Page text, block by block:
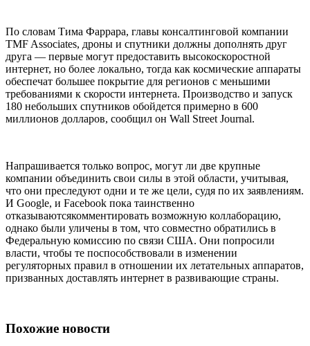
По словам Тима Фаррара, главы консалтинговой компании
TMF Associates, дроны и спутники должны дополнять друг
друга — первые могут предоставить высокоскоростной
интернет, но более локально, тогда как космические аппараты
обеспечат большее покрытие для регионов с меньшими
требованиями к скорости интернета. Производство и запуск
180 небольших спутников обойдется примерно в 600
миллионов долларов, сообщил он Wall Street Journal.
Напрашивается только вопрос, могут ли две крупные
компании объединить свои силы в этой области, учитывая,
что они преследуют одни и те же цели, судя по их заявлениям.
И Google, и Facebook пока таинственно
отказываютсякомментировать возможную коллаборацию,
однако были уличены в том, что совместно обратились в
Федеральную комиссию по связи США. Они попросили
власти, чтобы те поспособствовали в изменении
регуляторных правил в отношении их летательных аппаратов,
призванных доставлять интернет в развивающие страны.
Похожие новости